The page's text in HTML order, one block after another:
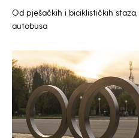
Od pješačkih i biciklističkih
autobusa